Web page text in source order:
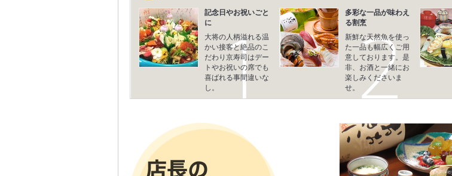
記念日やお祝いごと
に
大将の人柄溢れる温
かい接客と絶品のこ
だわり京寿司はデー
トやお祝いの席でも
喜ばれる事間違いな
し。
多彩な一品が味わえ
る割烹
新鮮な天然魚を使っ
た一品も幅広くご用
意しております。是
非、お酒と一緒にお
楽しみくださいま
せ。